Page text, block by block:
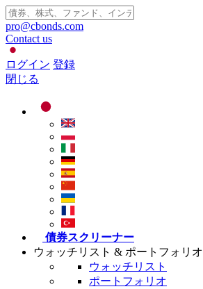
pro@cbonds.com
Contact us
ログイン 登録
閉じる
債券スクリーナー
ウォッチリスト & ポートフォリオ
ウォッチリスト
ポートフォリオ